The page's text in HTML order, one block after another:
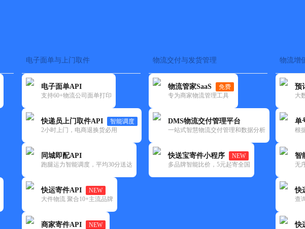
电子面单与上门取件
电子面单API
支持60+物流公司面单打印
快递员上门取件API
智能调度
2小时上门，电商退换货必用
同城即配API
跑腿运力智能调度，平均30分送达
快运寄件API
NEW
大件物流 聚合10+主流品牌
商家寄件API
NEW
物流交付与发货管理
物流管家SaaS
免费
专为商家物流管理工具
DMS物流交付管理平台
一站式智慧物流交付管理和数据分析
快送宝寄件小程序
NEW
多品牌智能比价，5元起寄全国
物流增
预
大
单
根
智
无
快
查
快
NEW